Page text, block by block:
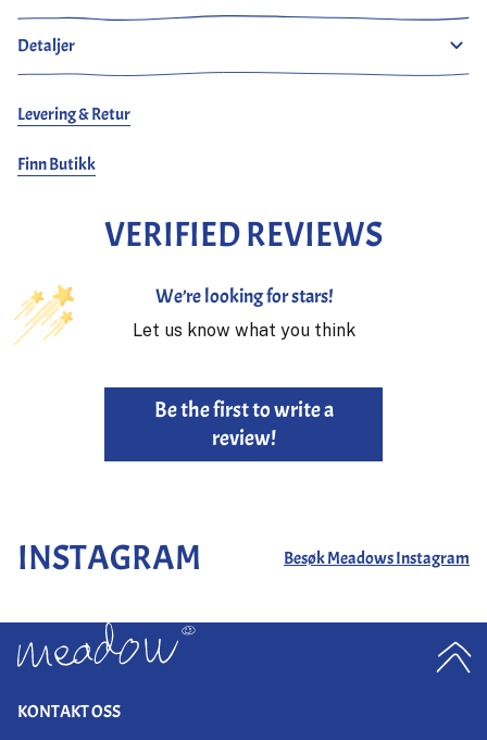
Detaljer
Levering & Retur
Finn Butikk
VERIFIED REVIEWS
We’re looking for stars!
Let us know what you think
Be the first to write a
review!
INSTAGRAM Besøk Meadows Instagram
KONTAKT OSS